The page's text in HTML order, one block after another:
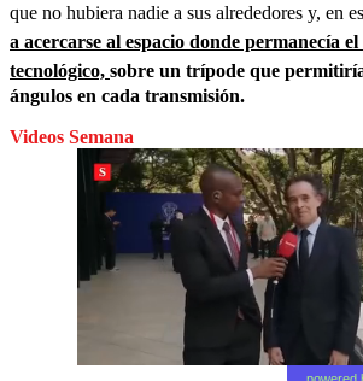
que no hubiera nadie a sus alrededores y, en
a acercarse al espacio donde permanecía
tecnológico, sobre un trípode que
ángulos en cada transmisión.
Videos Semana
powered